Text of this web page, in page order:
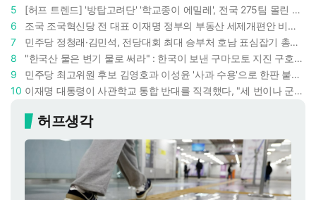
5
[허프 트렌드] '방탑고려단' '학교종이 에밀레', 전국 275팀 몰린 2026년 국립중앙박물관 분장대회 : 숨은 실력자들 나온다
6
조국 조국혁신당 전 대표 이재명 정부의 부동산 세제개편안 비판했다 : '공공주택 대전환' 촉구
7
민주당 정청래·김민석, 전당대회 최대 승부처 호남 표심잡기 총력 : 격차 10%p 안이냐, 밖이냐
8
"한국산 물은 변기 물로 써라" : 한국이 보낸 구마모토 지진 구호품에 한 일본인이 보인 반응
9
민주당 최고위원 후보 김영호과 이성윤 '사과 수용'으로 한판 붙었다 : 난데없이 "검사주의자"
10
이재명 대통령이 사관학교 통합 반대를 직격했다, "세 번이나 군사 쿠데타 했는데 압도적 지위"
허프생각